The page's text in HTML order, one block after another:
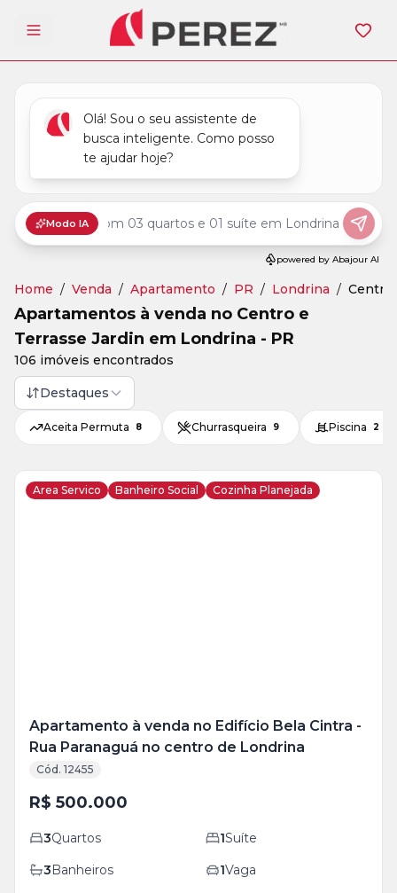
Abrir menu
Home / Venda / Apartamento / PR / Londrina /
Apartamentos à venda no Centro e
Terrasse Jardin em Londrina - PR
106 imóveis encontrados
Destaques
Aceita Permuta 8 Churrasqueira 9 Piscina 2
Area Servico Banheiro Social Cozinha Planejada
Apartamento à venda no Edifício Bela Cintra -
Rua Paranaguá no centro de Londrina
Cód. 12455
R$ 500.000
3Quartos 1Suíte
3Banheiros 1Vaga